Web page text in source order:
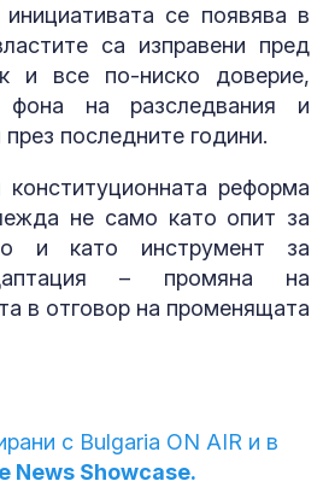
се появява в
са изправени пред
и все по-ниско доверие,
фона на разследвания и
последните години.
реформа
не само като опит за
и като инструмент за
– промяна на
в отговор на променящата
с Bulgaria ON AIR и в
News Showcase.